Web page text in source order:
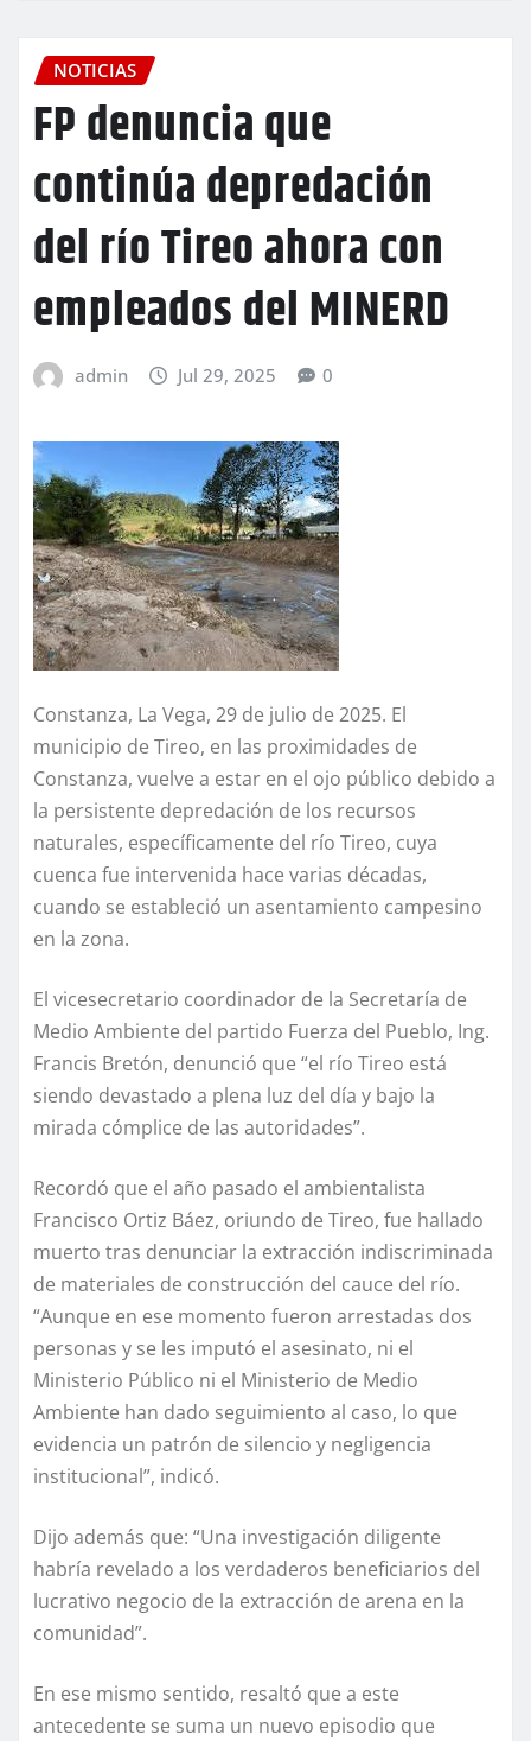
NOTICIAS
FP denuncia que
continúa depredación
del río Tireo ahora con
empleados del MINERD
admin Jul 29, 2025 0
Constanza, La Vega, 29 de julio de 2025. El
municipio de Tireo, en las proximidades de
Constanza, vuelve a estar en el ojo público debido a
la persistente depredación de los recursos
naturales, específicamente del río Tireo, cuya
cuenca fue intervenida hace varias décadas,
cuando se estableció un asentamiento campesino
en la zona.
El vicesecretario coordinador de la Secretaría de
Medio Ambiente del partido Fuerza del Pueblo, Ing.
Francis Bretón, denunció que “el río Tireo está
siendo devastado a plena luz del día y bajo la
mirada cómplice de las autoridades”.
Recordó que el año pasado el ambientalista
Francisco Ortiz Báez, oriundo de Tireo, fue hallado
muerto tras denunciar la extracción indiscriminada
de materiales de construcción del cauce del río.
“Aunque en ese momento fueron arrestadas dos
personas y se les imputó el asesinato, ni el
Ministerio Público ni el Ministerio de Medio
Ambiente han dado seguimiento al caso, lo que
evidencia un patrón de silencio y negligencia
institucional”, indicó.
Dijo además que: “Una investigación diligente
habría revelado a los verdaderos beneficiarios del
lucrativo negocio de la extracción de arena en la
comunidad”.
En ese mismo sentido, resaltó que a este
antecedente se suma un nuevo episodio que